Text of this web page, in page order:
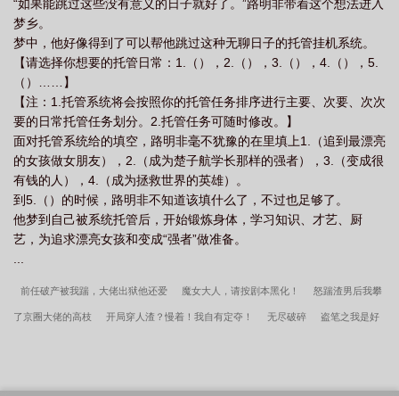
“如果能跳过这些没有意义的日子就好了。”路明非带着这个想法进入
梦乡。
梦中，他好像得到了可以帮他跳过这种无聊日子的托管挂机系统。
【请选择你想要的托管日常：1.（），2.（），3.（），4.（），5.
（）……】
【注：1.托管系统将会按照你的托管任务排序进行主要、次要、次次
要的日常托管任务划分。2.托管任务可随时修改。】
面对托管系统给的填空，路明非毫不犹豫的在里填上1.（追到最漂亮
的女孩做女朋友），2.（成为楚子航学长那样的强者），3.（变成很
有钱的人），4.（成为拯救世界的英雄）。
到5.（）的时候，路明非不知道该填什么了，不过也足够了。
他梦到自己被系统托管后，开始锻炼身体，学习知识、才艺、厨
艺，为追求漂亮女孩和变成“强者”做准备。
前任破产被我踹，大佬出狱他还爱 魔女大人，请按剧本黑化！ 怒踹渣男后我攀
了京圈大佬的高枝 开局穿人渣？慢着！我自有定夺！ 无尽破碎 盗笔之我是好